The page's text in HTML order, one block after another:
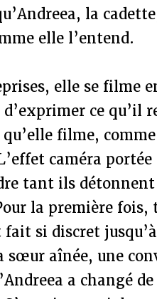
la
elle l’entend.
elle se filme
d’exprimer ce qu’il
filme,
caméra
tant ils
la première
fait si discret
aînée, une
a changé